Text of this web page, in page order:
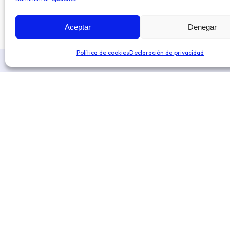
Aceptar Denegar
Política de cookiesDeclaración de privacidad